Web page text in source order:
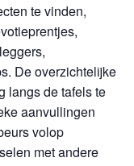
te vinden,
De overzichtelijke
langs de tafels te
aanvullingen
volop
met andere